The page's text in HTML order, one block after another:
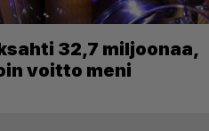
32,7 miljoonaa,
voitto meni